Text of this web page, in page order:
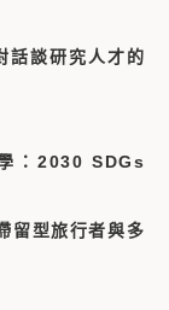
話談研究人才的
：2030 SDGs
留型旅行者與多